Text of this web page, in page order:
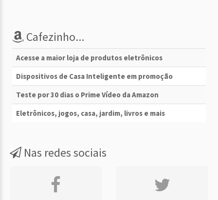
Cafezinho...
Acesse a maior loja de produtos eletrônicos
Dispositivos de Casa Inteligente em promoção
Teste por 30 dias o Prime Vídeo da Amazon
Eletrônicos, jogos, casa, jardim, livros e mais
Nas redes sociais